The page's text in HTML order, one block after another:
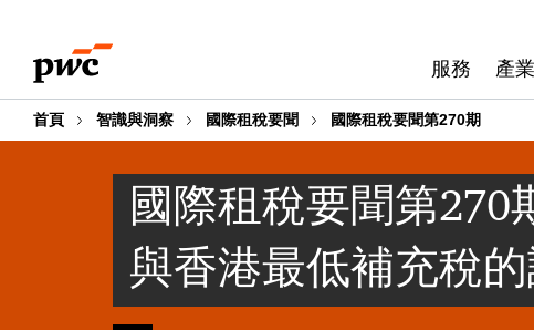
content
footer
服務 產業
首頁 智識與洞察 國際租稅要聞 國際租稅要聞第270期
國際租稅要聞第270
與香港最低補充稅